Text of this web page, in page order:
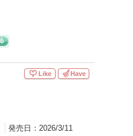
発売日： 2026/3/11
Like Have